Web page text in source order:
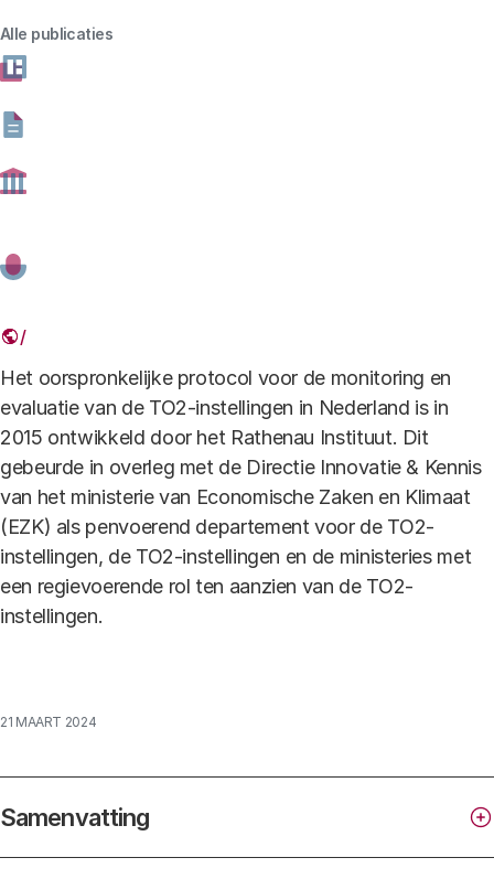
Alle publicaties
Rapport
rode achtergrond.jpg
Dit rapport presenteert het geactualiseerde EMTO-
protocol, dat de basis vormt voor de evaluatie van de
Het oorspronkelijke protocol voor de monitoring en
evaluatie van de TO2-instellingen in Nederland is in
2015 ontwikkeld door het Rathenau Instituut. Dit
gebeurde in overleg met de Directie Innovatie & Kennis
van het ministerie van Economische Zaken en Klimaat
(EZK) als penvoerend departement voor de TO2-
instellingen, de TO2-instellingen en de ministeries met
een regievoerende rol ten aanzien van de TO2-
instellingen.
21 MAART 2024
Samenvatting